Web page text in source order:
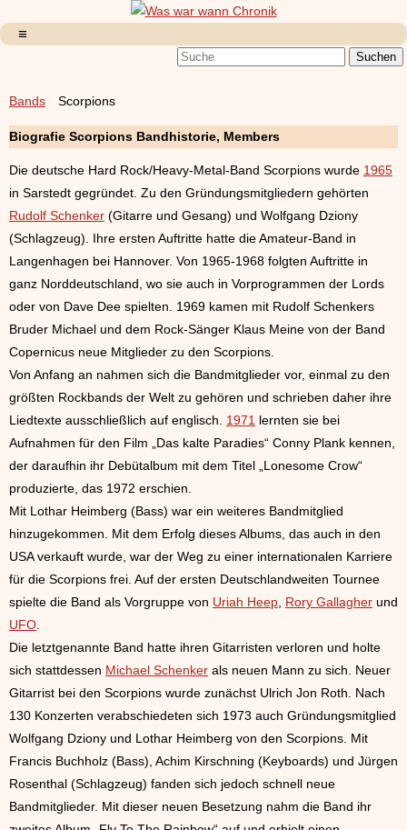
Bands Scorpions
Biografie Scorpions Bandhistorie, Members
Die deutsche Hard Rock/Heavy-Metal-Band Scorpions wurde 1965
in Sarstedt gegründet. Zu den Gründungsmitgliedern gehörten
Rudolf Schenker (Gitarre und Gesang) und Wolfgang Dziony
(Schlagzeug). Ihre ersten Auftritte hatte die Amateur-Band in
Langenhagen bei Hannover. Von 1965-1968 folgten Auftritte in
ganz Norddeutschland, wo sie auch in Vorprogrammen der Lords
oder von Dave Dee spielten. 1969 kamen mit Rudolf Schenkers
Bruder Michael und dem Rock-Sänger Klaus Meine von der Band
Copernicus neue Mitglieder zu den Scorpions.
Von Anfang an nahmen sich die Bandmitglieder vor, einmal zu den
größten Rockbands der Welt zu gehören und schrieben daher ihre
Liedtexte ausschließlich auf englisch. 1971 lernten sie bei
Aufnahmen für den Film „Das kalte Paradies“ Conny Plank kennen,
der daraufhin ihr Debütalbum mit dem Titel „Lonesome Crow“
produzierte, das 1972 erschien.
Mit Lothar Heimberg (Bass) war ein weiteres Bandmitglied
hinzugekommen. Mit dem Erfolg dieses Albums, das auch in den
USA verkauft wurde, war der Weg zu einer internationalen Karriere
für die Scorpions frei. Auf der ersten Deutschlandweiten Tournee
spielte die Band als Vorgruppe von Uriah Heep Rory Gallagher und
UFO
Die letztgenannte Band hatte ihren Gitarristen verloren und holte
sich stattdessen Michael Schenker als neuen Mann zu sich. Neuer
Gitarrist bei den Scorpions wurde zunächst Ulrich Jon Roth. Nach
130 Konzerten verabschiedeten sich 1973 auch Gründungsmitglied
Wolfgang Dziony und Lothar Heimberg von den Scorpions. Mit
Francis Buchholz (Bass), Achim Kirschning (Keyboards) und Jürgen
Rosenthal (Schlagzeug) fanden sich jedoch schnell neue
Bandmitglieder. Mit dieser neuen Besetzung nahm die Band ihr